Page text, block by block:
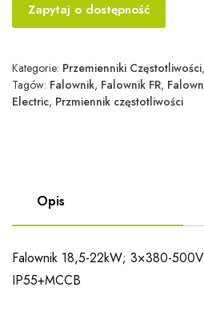
Zapytaj o dostępność
Kategorie: Przemienniki Częstotliwości,
Tagów: Falownik, Falownik FR,
Electric, Przmiennik częstotliwości
Opis
Falownik 18,5-22kW; 3×380-
IP55+MCCB